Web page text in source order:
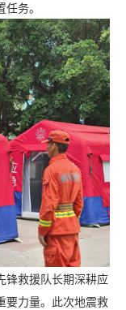
务。
锋救援队长期深耕应
要力量。此次地震救